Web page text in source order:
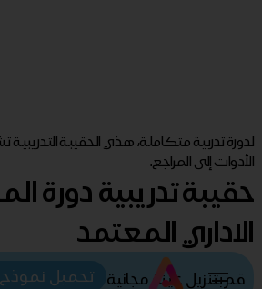
لدورة تدربية متكاملة، هذي الحقيبة
الأدوات إلى المراجع.
حقيبة تدريبية دورة
الاداري المعتمد
قم بتنزيل عينة مجانية تحميل نموذج